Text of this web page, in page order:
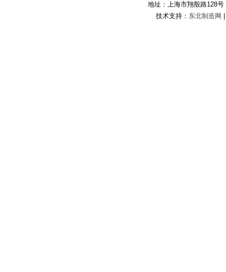
地址：上海市翔殷路128
技术支持： 东北制造网